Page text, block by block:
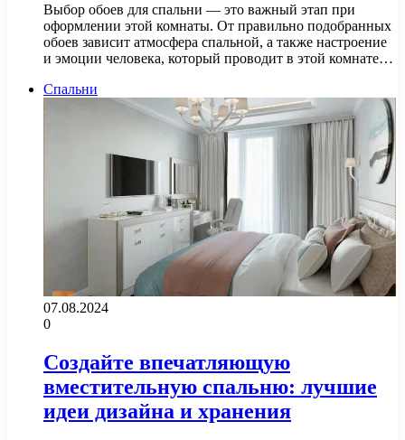
Выбор обоев для спальни — это важный этап при
оформлении этой комнаты. От правильно подобранных
обоев зависит атмосфера спальной, а также настроение
и эмоции человека, который проводит в этой комнате…
Спальни
07.08.2024
0
Создайте впечатляющую
вместительную спальню: лучшие
идеи дизайна и хранения